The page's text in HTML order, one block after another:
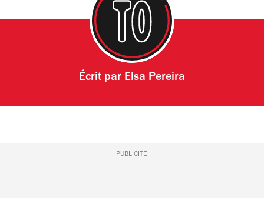
Écrit par Elsa Pereira
PUBLICITÉ